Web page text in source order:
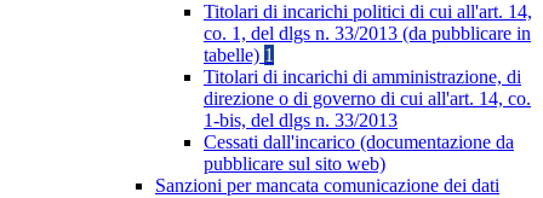
Titolari di incarichi politici di cui all'art. 14,
co. 1, del dlgs n. 33/2013 (da pubblicare in
tabelle) 1
Titolari di incarichi di amministrazione, di
direzione o di governo di cui all'art. 14, co.
1-bis, del dlgs n. 33/2013
Cessati dall'incarico (documentazione da
pubblicare sul sito web)
Sanzioni per mancata comunicazione dei dati